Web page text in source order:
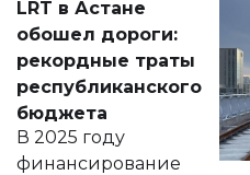
документ
появился в базе
нормативных
правовых актов и
на сайте маслихат
города.
LRT в Астане
обошел дороги:
рекордные траты
республиканского
бюджета
В 2025 году
финансирование